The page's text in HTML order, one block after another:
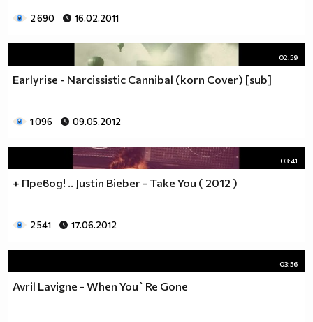
2 690 16.02.2011
02:59
Earlyrise - Narcissistic Cannibal (korn Cover) [sub]
1 096 09.05.2012
03:41
+ Превод! .. Justin Bieber - Take You ( 2012 )
2 541 17.06.2012
03:56
Avril Lavigne - When You`Re Gone